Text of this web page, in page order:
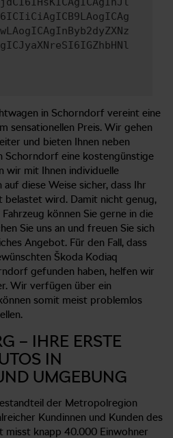
in Schorndorf vereint eine
sensationellen Preis. Wir gehen
und bieten Ihnen neben
Schorndorf eine kostengünstige
wir mit Ihnen individuelle
diese Weise sicher, dass Ihr
belastet wird. Damit nicht genug,
können Sie gerne in die
Sie uns an und freuen Sie sich
Angebot. Für den Fall, dass
Škoda Kodiaq
gefunden haben, helfen wir
Wir verfügen über ein
somit meist problemlos
– IHRE ERSTE
IN
UMGEBUNG
der Metropolregion
Kundinnen und Kunden des
misst knapp 40.000 Einwohner